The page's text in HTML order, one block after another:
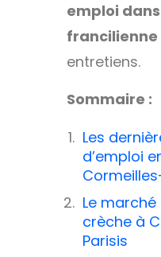
emploi
francilienne
entretiens.
Sommaire :
Les
d’emploi
Le marché
crèche à
Parisis